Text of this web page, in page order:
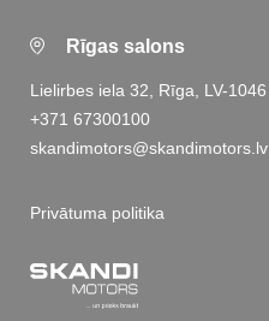
Rīgas salons
Lielirbes iela 32, Rīga, LV-1046
+371 67300100
skandimotors@skandimotors.lv
Privātuma politika